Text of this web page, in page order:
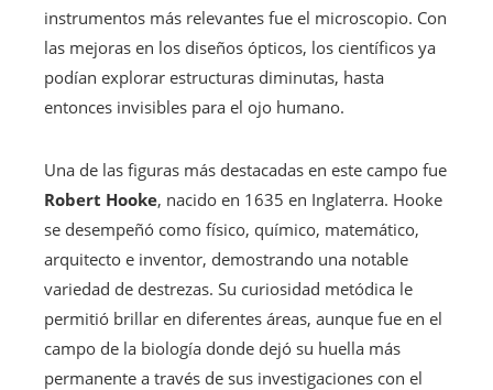
instrumentos más relevantes fue el microscopio. Con
las mejoras en los diseños ópticos, los científicos ya
podían explorar estructuras diminutas, hasta
entonces invisibles para el ojo humano.
Una de las figuras más destacadas en este campo fue
Robert Hooke, nacido en 1635 en Inglaterra. Hooke
se desempeñó como físico, químico, matemático,
arquitecto e inventor, demostrando una notable
variedad de destrezas. Su curiosidad metódica le
permitió brillar en diferentes áreas, aunque fue en el
campo de la biología donde dejó su huella más
permanente a través de sus investigaciones con el